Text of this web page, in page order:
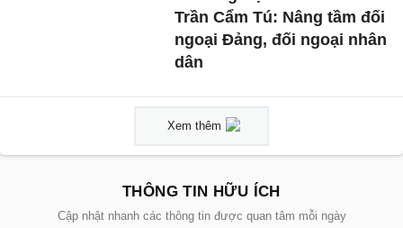
Trần Cẩm Tú: Nâng tầm đối
ngoại Đảng, đối ngoại nhân
dân
Xem thêm
THÔNG TIN HỮU ÍCH
Cập nhật nhanh các thông tin được quan tâm mỗi ngày